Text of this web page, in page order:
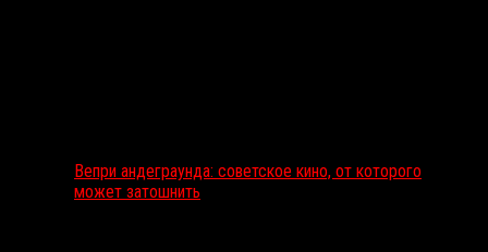
Вепри андеграунда: советское кино, от которого
может затошнить